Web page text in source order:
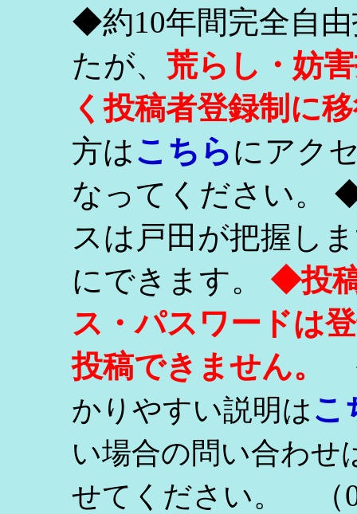
◆約10年間完全自
たが、 荒らし・妨
く投稿者登録制に
方はこちらにアク
なってください。
スは戸田が把握し
にできます。 ◆投
ス・パスワードは
投稿できません。
かりやすい説明はこ
い場合の問い合わせ
せてください。
（